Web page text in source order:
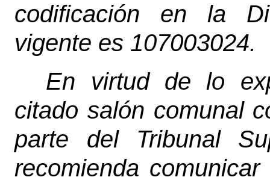
codificación en la
vigente es 107003024.
En virtud de lo
citado salón comunal
parte del Tribunal
recomienda